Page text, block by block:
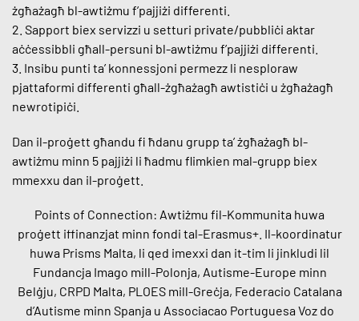
żgħażagħ bl-awtiżmu f’pajjiżi differenti.
2. Sapport biex servizzi u setturi private/pubbliċi aktar
aċċessibbli għall-persuni bl-awtiżmu f’pajjiżi differenti.
3. Insibu punti ta’ konnessjoni permezz li nesploraw
pjattaformi differenti għall-żgħażagħ awtistiċi u żgħażagħ
newrotipiċi.
Dan il-proġett għandu fi ħdanu grupp ta’ żgħażagħ bl-
awtiżmu minn 5 pajjiżi li ħadmu flimkien mal-grupp biex
mmexxu dan il-proġett.
Points of Connection: Awtiżmu fil-Kommunita huwa
proġett iffinanzjat minn fondi tal-Erasmus+. Il-koordinatur
huwa Prisms Malta, li qed imexxi dan it-tim li jinkludi lil
Fundancja Imago mill-Polonja, Autisme-Europe minn
Belġju, CRPD Malta, PLOES mill-Greċja, Federacio Catalana
d’Autisme minn Spanja u Associacao Portuguesa Voz do